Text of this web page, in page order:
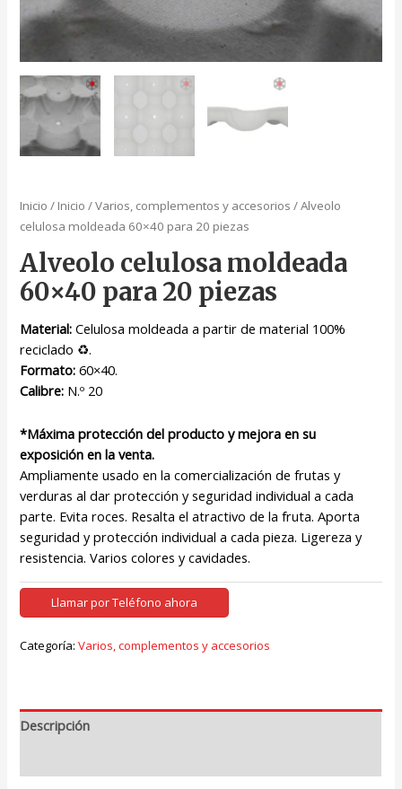
Inicio / Inicio /Varios, complementos y accesorios / Alveolo
celulosa moldeada 60×40 para 20 piezas
Alveolo celulosa moldeada
60×40 para 20 piezas
Material: Celulosa moldeada a partir de material 100%
reciclado ♻.
Formato: 60×40.
Calibre: N.º 20
*Máxima protección del producto y mejora en su
exposición en la venta.
Ampliamente usado en la comercialización de frutas y
verduras al dar protección y seguridad individual a cada
parte. Evita roces. Resalta el atractivo de la fruta. Aporta
seguridad y protección individual a cada pieza. Ligereza y
resistencia. Varios colores y cavidades.
Llamar por Teléfono ahora
Categoría:Varios, complementos y accesorios
Descripción